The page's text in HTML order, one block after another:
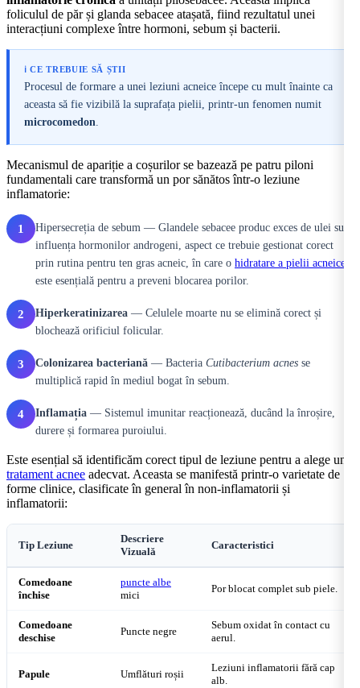
foliculul de păr și glanda sebacee atașată, fiind rezultatul unei
interacțiuni complexe între hormoni, sebum și bacterii.
ℹ️ CE TREBUIE SĂ ȘTII
Procesul de formare a unei leziuni acneice începe cu mult înainte ca
aceasta să fie vizibilă la suprafața pielii, printr-un fenomen numit
microcomedon.
Mecanismul de apariție a coșurilor se bazează pe patru piloni
fundamentali care transformă un por sănătos într-o leziune
inflamatorie:
1
Hipersecreția de sebum — Glandele sebacee produc exces de ulei sub
influența hormonilor androgeni, aspect ce trebuie gestionat corect
prin rutina pentru ten gras acneic, în care o hidratare a pielii acneice
este esențială pentru a preveni blocarea porilor.
2 Hiperkeratinizarea — Celulele moarte nu se elimină corect și
blochează orificiul folicular.
3 Colonizarea bacteriană — Bacteria Cutibacterium acnes se
multiplică rapid în mediul bogat în sebum.
4 Inflamația — Sistemul imunitar reacționează, ducând la înroșire,
durere și formarea puroiului.
Este esențial să identificăm corect tipul de leziune pentru a alege un
tratament acnee adecvat. Aceasta se manifestă printr-o varietate de
forme clinice, clasificate în general în non-inflamatorii și
inflamatorii:
Tip Leziune
Descriere
Vizuală
Caracteristici
Comedoane
închise
puncte albe
mici
Por blocat complet sub piele.
Comedoane
deschise
Puncte negre
Sebum oxidat în contact cu
aerul.
Papule Umflături roșii
Leziuni inflamatorii fără cap
alb.